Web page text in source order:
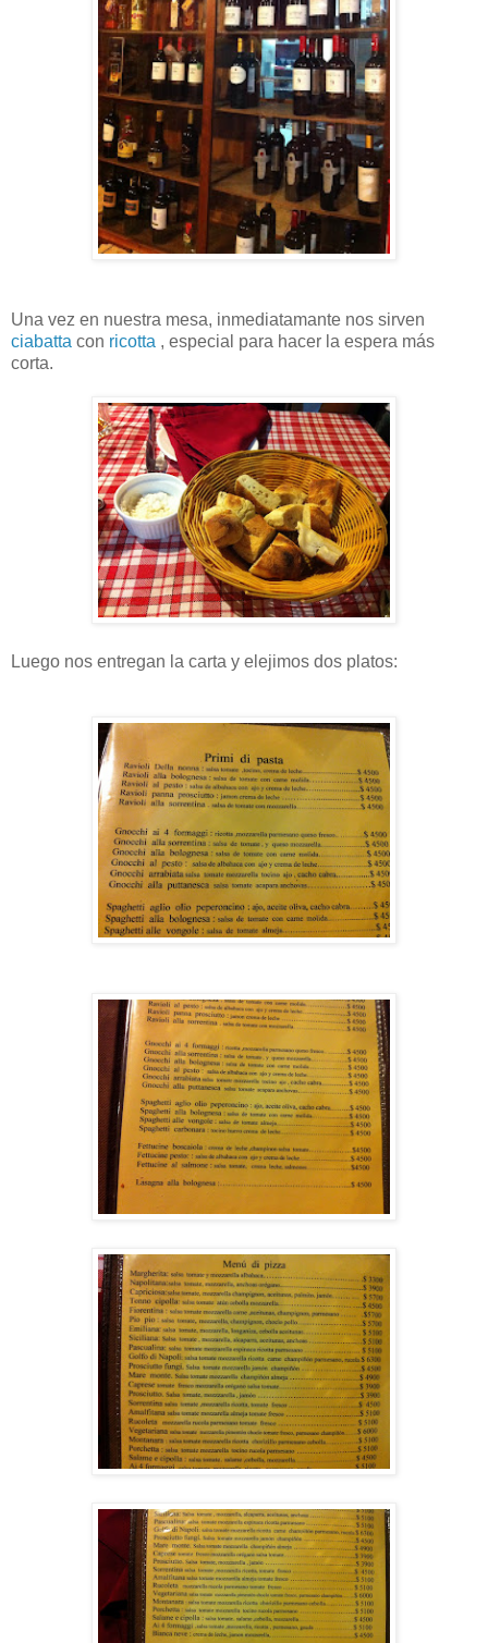
Una vez en nuestra mesa, inmediatamante nos sirven
ciabatta con ricotta , especial para hacer la espera más
corta.
Luego nos entregan la carta y elejimos dos platos: